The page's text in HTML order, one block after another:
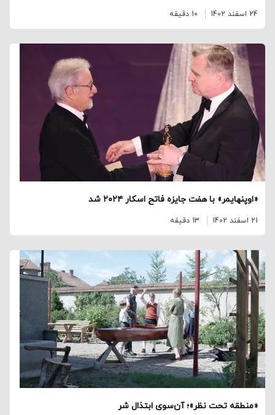
24 اسفند 1402 10 دقیقه
«اوپنهایمر» با هفت جایزه فاتح اسکار ۲۰۲۴ شد
21 اسفند 1402 13 دقیقه
«منطقه تحت نظر»؛ آن‌سوی ابتذال شر